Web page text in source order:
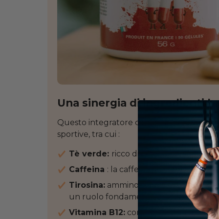
Una sinergia di ingredienti
Questo integratore combina estratti
sportive, tra cui :
Tè verde: ricco di catechine, stimola
Caffeina : la caffeina aumenta
Tirosina: amminoacido precursore
un ruolo fondamentale nella
Vitamina B12: contribuisce a ridurre